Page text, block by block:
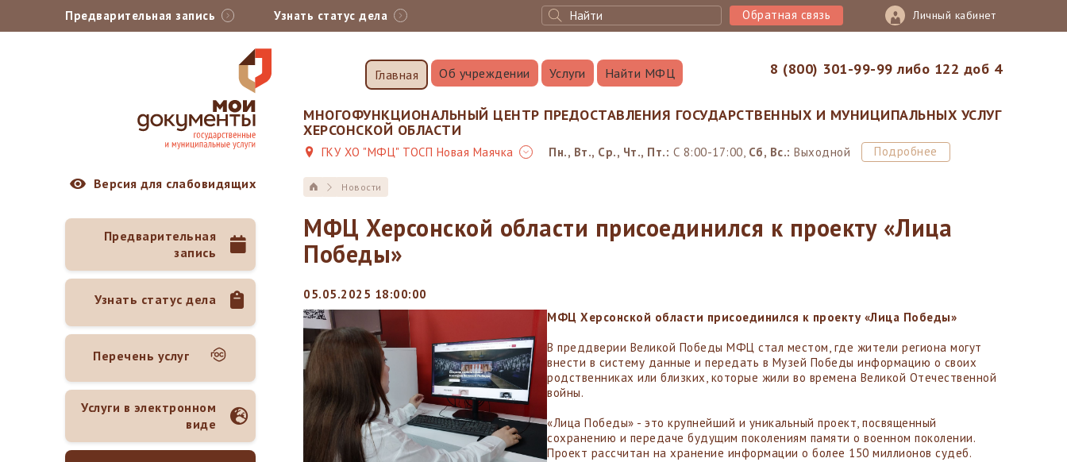
Предварительная запись Узнать статус дела Личный кабинет
8 (800) 301-99-99 либо 122 доб 4
Обратная связь
Главная Об учреждении Услуги Найти МФЦ
МНОГОФУНКЦИОНАЛЬНЫЙ ЦЕНТР ПРЕДОСТАВЛЕНИЯ ГОСУДАРСТВЕННЫХ И МУНИЦИПАЛЬНЫХ УСЛУГ
ХЕРСОНСКОЙ ОБЛАСТИ
ГКУ ХО "МФЦ" ТОСП Новая Маячка Пн., Вт., Ср., Чт., Пт.: С 8:00-17:00, Сб, Вс.: Выходной Подробнее
Версия для слабовидящих
Предварительная
запись
Узнать статус дела
Перечень услуг
Услуги в электронном
виде
Новости
МФЦ Херсонской области присоединился к проекту «Лица
Победы»
05.05.2025 18:00:00
МФЦ Херсонской области присоединился к проекту «Лица Победы»
В преддверии Великой Победы МФЦ стал местом, где жители региона могут
внести в систему данные и передать в Музей Победы информацию о своих
родственниках или близких, которые жили во времена Великой Отечественной
войны.
«Лица Победы» - это крупнейший и уникальный проект, посвященный
сохранению и передаче будущим поколениям памяти о военном поколении.
Проект рассчитан на хранение информации о более 150 миллионов судеб.